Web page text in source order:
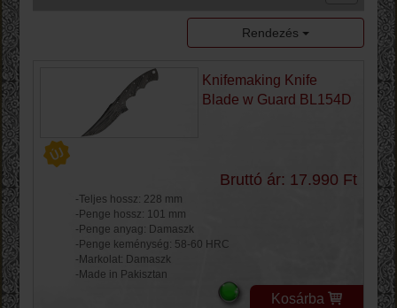
Rendezés
Knifemaking Knife
Blade w Guard BL154D
Bruttó ár: 17.990 Ft
-Teljes hossz: 228 mm
-Penge hossz: 101 mm
-Penge anyag: Damaszk
-Penge keménység: 58-60 HRC
-Markolat: Damaszk
-Made in Pakisztan
Kosárba